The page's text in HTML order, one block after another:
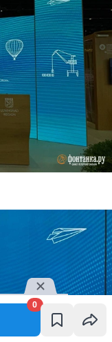
0